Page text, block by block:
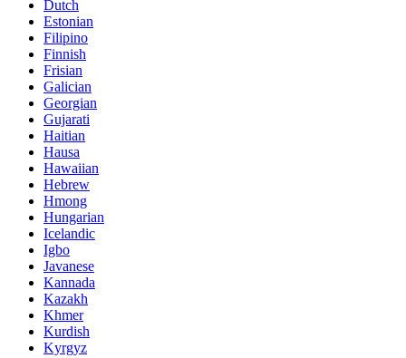
Dutch
Estonian
Filipino
Finnish
Frisian
Galician
Georgian
Gujarati
Haitian
Hausa
Hawaiian
Hebrew
Hmong
Hungarian
Icelandic
Igbo
Javanese
Kannada
Kazakh
Khmer
Kurdish
Kyrgyz